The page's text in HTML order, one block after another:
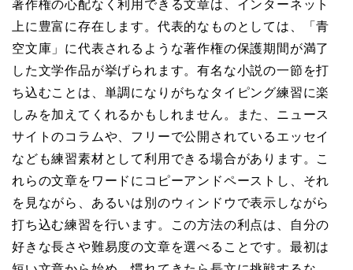
著作権の心配なく利用できる文章は、インターネット
上に豊富に存在します。代表的なものとしては、「青
空文庫」に代表されるような著作権の保護期間が満了
した文学作品が挙げられます。有名な小説の一節を打
ち込むことは、単調になりがちなタイピング練習に楽
しみを加えてくれるかもしれません。また、ニュース
サイトのコラムや、フリーで公開されているエッセイ
なども練習素材として利用できる場合があります。こ
れらの文章をワードにコピーアンドペーストし、それ
を見ながら、あるいは別のウィンドウで表示しながら
打ち込む練習を行います。この方法の利点は、自分の
好きな長さや難易度の文章を選べることです。最初は